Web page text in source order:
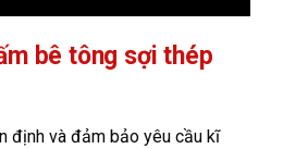
bê tông sợi thép
định và đảm bảo yêu cầu kĩ